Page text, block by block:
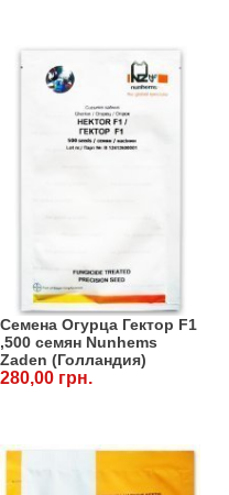
Семена Огурца Гектор F1
,500 семян Nunhems
Zaden (Голландия)
280,00 грн.